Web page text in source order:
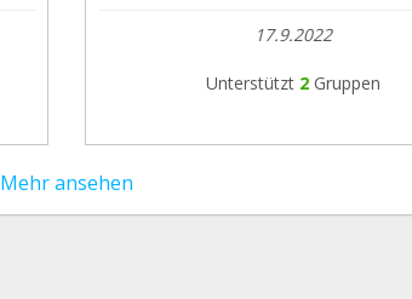
17.9.2022
Unterstützt 2 Gruppen
Mehr ansehen